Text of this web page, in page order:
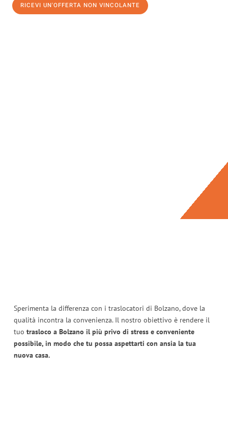
RICEVI UN'OFFERTA NON VINCOLANTE
Sperimenta la differenza con i traslocatori di Bolzano, dove la
qualità incontra la convenienza. Il nostro obiettivo è rendere il
tuo trasloco a Bolzano il più privo di stress e conveniente
possibile, in modo che tu possa aspettarti con ansia la tua
nuova casa.